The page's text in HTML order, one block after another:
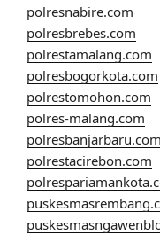
polresnabire.com
polresbrebes.com
polrestamalang.com
polresbogorkota.com
polrestomohon.com
polres-malang.com
polresbanjarbaru.com
polrestacirebon.com